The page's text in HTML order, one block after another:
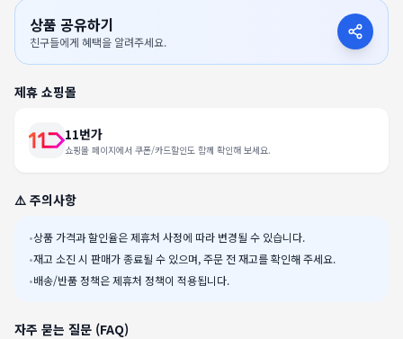
상품 공유하기
친구들에게 혜택을 알려주세요.
제휴 쇼핑몰
11번가
쇼핑몰 페이지에서 쿠폰/카드할인도 함께 확인해 보세요.
⚠️ 주의사항
•상품 가격과 할인율은 제휴처 사정에 따라 변경될 수 있습니다.
•재고 소진 시 판매가 종료될 수 있으며, 주문 전 재고를 확인해 주세요.
•배송/반품 정책은 제휴처 정책이 적용됩니다.
자주 묻는 질문 (FAQ)